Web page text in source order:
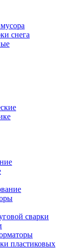
снега
сварки
пластиковых